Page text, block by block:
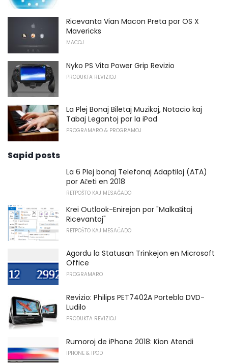
Ricevanta Vian Macon Preta por OS X
Mavericks
MACOJ
Nyko PS Vita Power Grip Revizio
PRODUKTA REVIZIOJ
La Plej Bonaj Biletaj Muzikoj, Notacio kaj
Tabaj Legantoj por la iPad
PROGRAMARO & PROGRAMOJ
Sapid posts
La 6 Plej bonaj Telefonaj Adaptiloj (ATA)
por Aĉeti en 2018
RETPOŜTO KAJ MESAĜADO
Krei Outlook-Enirejon por "Malkaŝitaj
Ricevantoj"
RETPOŜTO KAJ MESAĜADO
Agordu la Statusan Trinkejon en Microsoft
Office
PROGRAMARO
Revizio: Philips PET7402A Portebla DVD-
Ludilo
PRODUKTA REVIZIOJ
Rumoroj de iPhone 2018: Kion Atendi
IPHONE & IPOD